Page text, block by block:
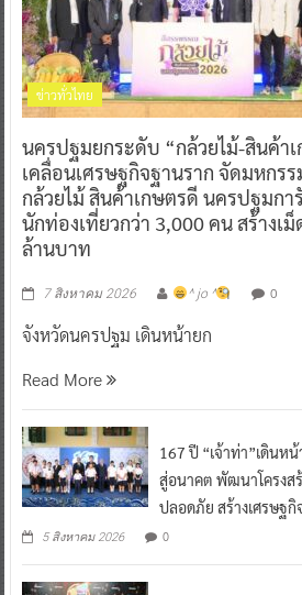
ข่าวทั่วไทย
นครปฐมยกระดับ “กล้วยไม้-สินค้
เคลื่อนเศรษฐกิจฐานราก จัดมหกร
กล้วยไม้ สินค้าเกษตรดี นครปฐมกา
นักท่องเที่ยวกว่า 3,000 คน สร้างเ
ล้านบาท
7 สิงหาคม 2026 ^ jo ^ 0
จังหวัดนครปฐม เดินหน้ายก
Read More
167 ปี “เจ้าท่า”เดินห
สู่อนาคต พัฒนาโครงส
ปลอดภัย สร้างเศรษฐกิ
5 สิงหาคม 2026 0